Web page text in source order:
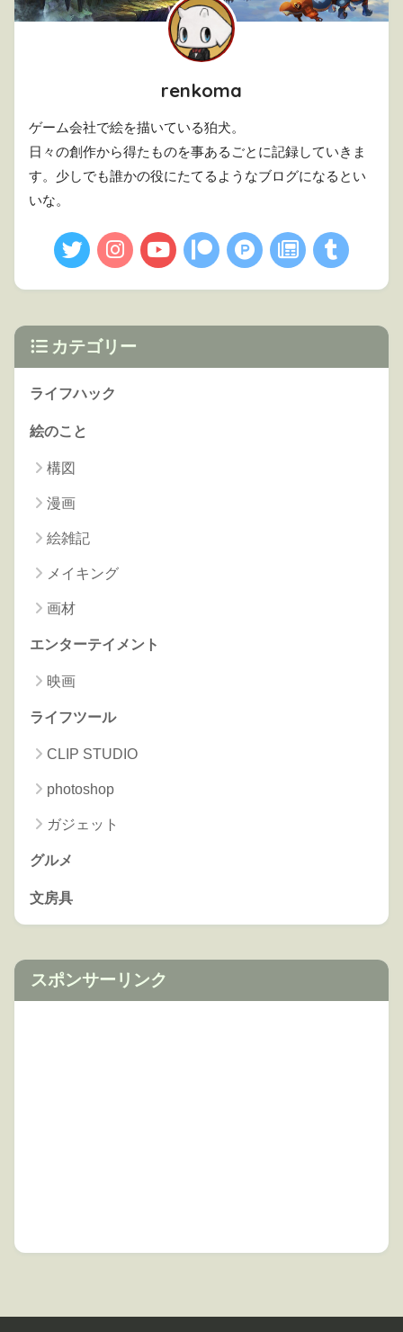
renkoma
ゲーム会社で絵を描いている狛犬。
日々の創作から得たものを事あるごとに記録していきま
す。少しでも誰かの役にたてるようなブログになるとい
いな。
カテゴリー
ライフハック
絵のこと
構図
漫画
絵雑記
メイキング
画材
エンターテイメント
映画
ライフツール
CLIP STUDIO
photoshop
ガジェット
グルメ
文房具
スポンサーリンク